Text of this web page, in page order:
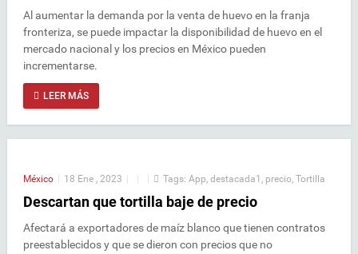
Al aumentar la demanda por la venta de huevo en la franja
fronteriza, se puede impactar la disponibilidad de huevo en el
mercado nacional y los precios en México pueden
incrementarse.
LEER MÁS
México | 18 Ene , 2023 | | | Tags: App destacada1 precio Tortilla
Descartan que tortilla baje de precio
Afectará a exportadores de maíz blanco que tienen contratos
preestablecidos y que se dieron con precios que no